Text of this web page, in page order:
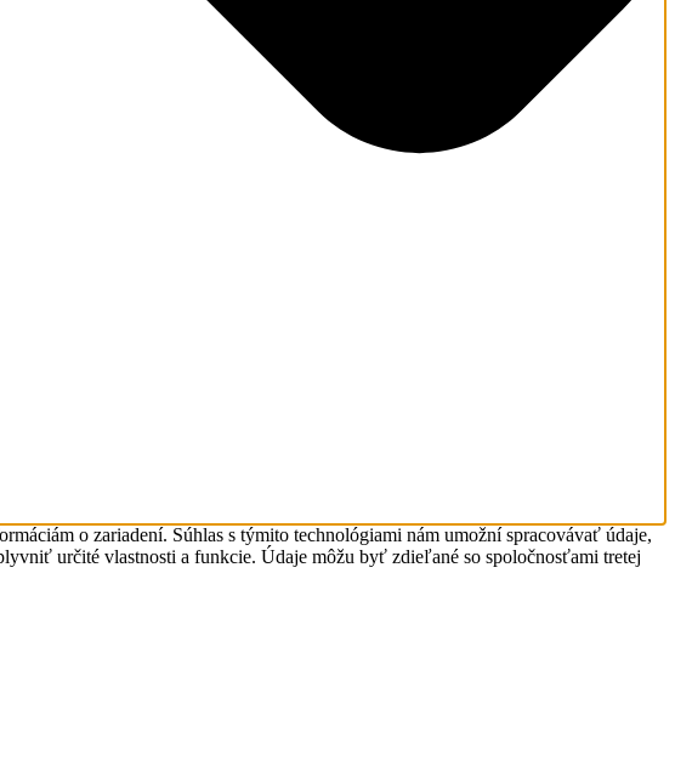
o zariadení. Súhlas s týmito technológiami nám umožní spracovávať údaje,
určité vlastnosti a funkcie. Údaje môžu byť zdieľané so spoločnosťami tretej